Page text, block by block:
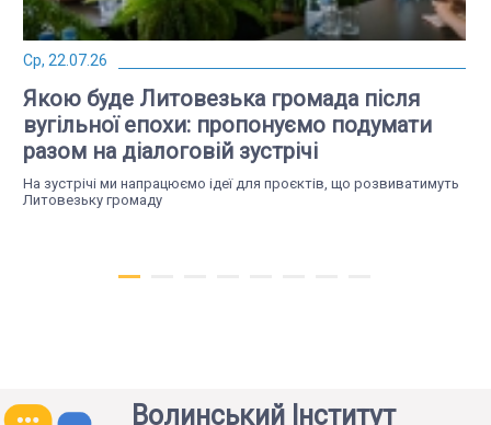
Ср, 22.07.26
Якою буде Литовезька громада після
вугільної епохи: пропонуємо подумати
разом на діалоговій зустрічі
На зустрічі ми напрацюємо ідеї для проєктів, що розвиватимуть
Литовезьку громаду
Волинський Інститут